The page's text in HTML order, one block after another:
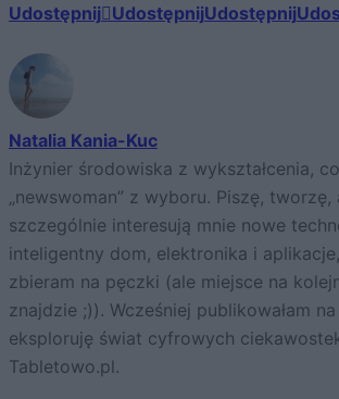
Udostępnij UdostępnijUdostępnij
Natalia Kania-Kuc
Inżynier środowiska z wykształcenia,
„newswoman” z wyboru. Piszę, tworzę,
szczególnie interesują mnie nowe
inteligentny dom, elektronika i
zbieram na pęczki (ale miejsce na
znajdzie ;)). Wcześniej publikowałam
eksploruję świat cyfrowych
Tabletowo.pl.